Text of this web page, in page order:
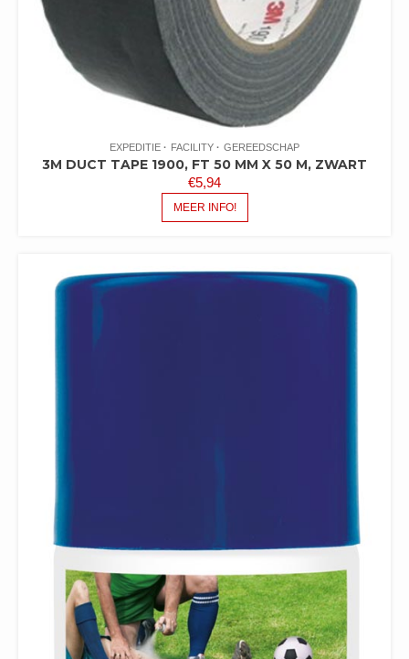
EXPEDITIE FACILITY GEREEDSCHAP
3M DUCT TAPE 1900, FT 50 MM X 50 M, ZWART
€5,94
MEER INFO!